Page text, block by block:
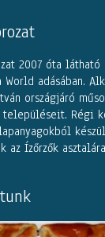
2007 óta látható
adásában.
országjáró
településeit. Régi
az Ízőrzők